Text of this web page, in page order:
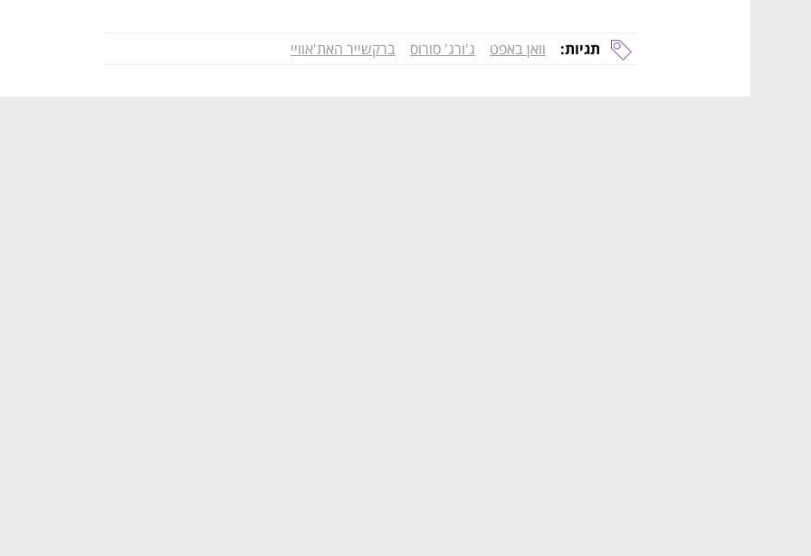
תגיות: וואן באפט ג'ורג' סורוס ברקשייר האת'אוויי